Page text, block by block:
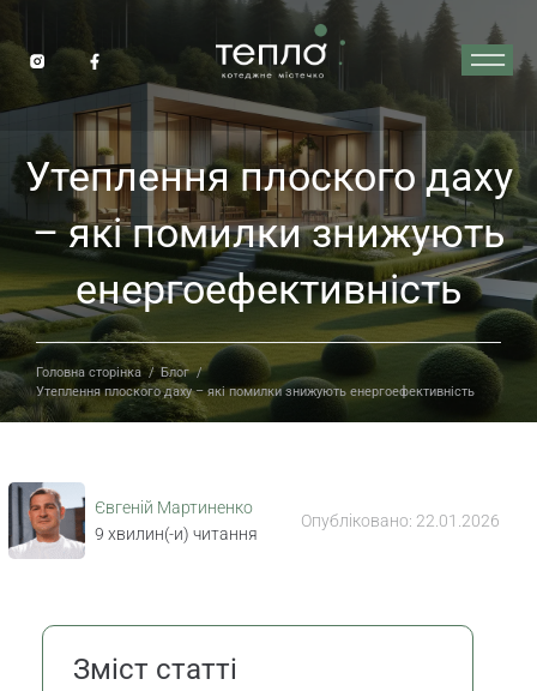
Утеплення плоского даху
– які помилки знижують
енергоефективність
Головна сторінка / Блог /
Утеплення плоского даху – які помилки знижують енергоефективність
Євгеній Мартиненко
9 хвилин(-и) читання
Опубліковано: 22.01.2026
Зміст статті